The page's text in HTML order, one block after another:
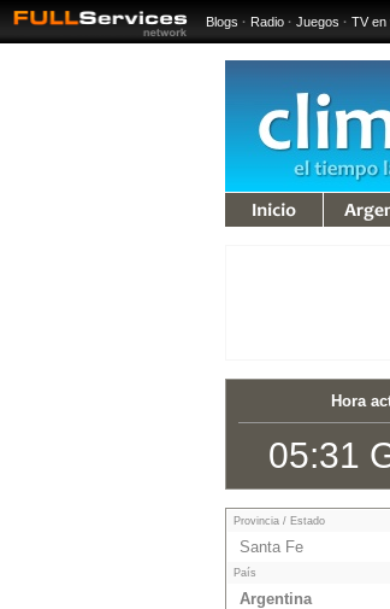
Blogs · Radio · Juegos · TV en
Hora
05:31
Provincia / Estado
Santa Fe
País
Argentina